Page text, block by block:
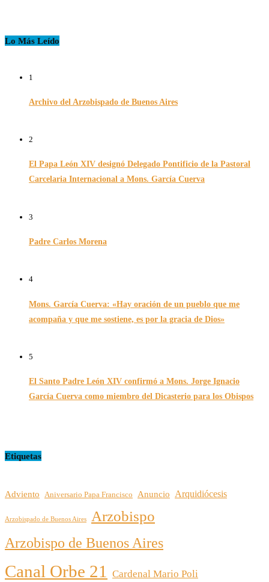
Lo Más Leído
1
Archivo del Arzobispado de Buenos Aires
2
El Papa León XIV designó Delegado Pontificio de la Pastoral
Carcelaria Internacional a Mons. García Cuerva
3
Padre Carlos Morena
4
Mons. García Cuerva: «Hay oración de un pueblo que me
acompaña y que me sostiene, es por la gracia de Dios»
5
El Santo Padre León XIV confirmó a Mons. Jorge Ignacio
García Cuerva como miembro del Dicasterio para los Obispos
Etiquetas
Adviento Aniversario Papa Francisco Anuncio Arquidiócesis
Arzobispado de Buenos Aires Arzobispo
Arzobispo de Buenos Aires
Canal Orbe 21 Cardenal Mario Poli